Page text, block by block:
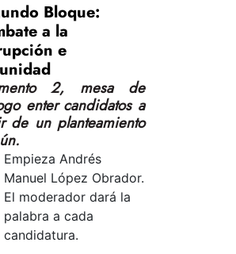
Bloque:
a la
e
2, mesa de
enter candidatos a
de un planteamiento
Empieza Andrés
Manuel López Obrador.
El moderador dará la
palabra a cada
candidatura.